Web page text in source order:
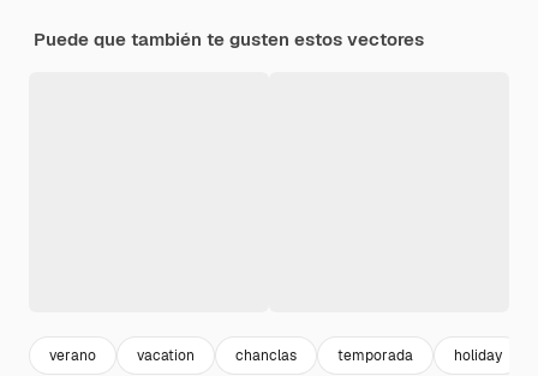
Puede que también te gusten estos vectores
verano vacation chanclas temporada holiday